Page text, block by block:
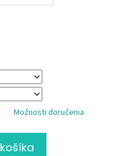
Možnosti doručenia